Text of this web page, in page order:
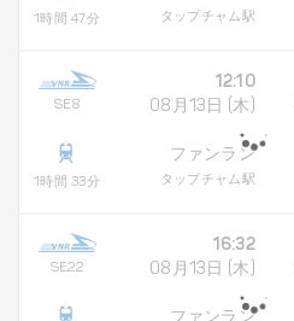
1時間 47分 タップチャム駅
SE8
1時間 33分
12:10
08月13日 (木)
ファンラン
タップチャム駅
SE22
16:32
08月13日 (木)